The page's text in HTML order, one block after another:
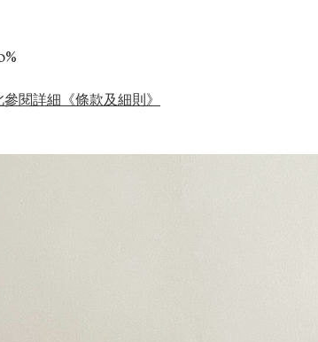
閱詳細《條款及細則》